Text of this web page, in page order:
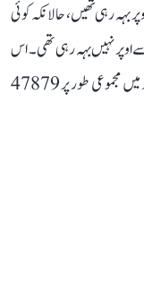
رہی تھیں، حالانکہ کوئی
نہیں بہہ رہی تھی۔ اس
آفت کے باعث مویشی بھی متاثر ہوئے ہیں، جس کی زد میں مجموعی طور پر 47879